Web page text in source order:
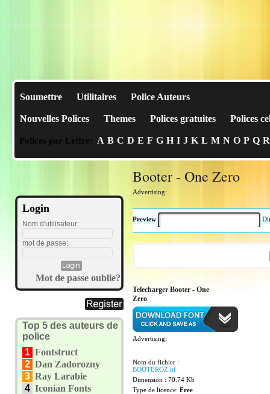
Soumettre Utilitaires Police Auteurs
Nouvelles Polices Themes Polices gratuites Polices
Polices par Lettre: A B C D E F G H I J K L M N O P Q R
Login
Nom d'utilisateur:
mot de passe:
Mot de passe oublie?
Top 5 des auteurs de
police
1 Fontstruct
2 Dan Zadorozny
3 Ray Larabie
4 Iconian Fonts
Booter - One Zero
Advertising:
Preview
Telecharger Booter - One
Zero
Advertising:
Nom du fichier :
BOOTEROZ.ttf
Dimension : 70.74 Kb
Type de licence: Free